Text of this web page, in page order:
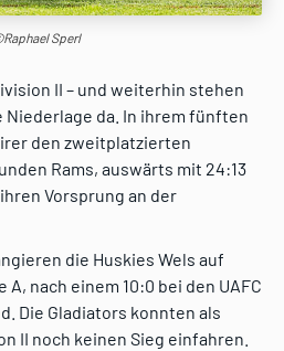
Sperl
II – und weiterhin stehen
Niederlage da. In ihrem fünften
den zweitplatzierten
Rams, auswärts mit 24:13
Vorsprung an der
die Huskies Wels auf
nach einem 10:0 bei den UAFC
Die Gladiators konnten als
II noch keinen Sieg einfahren.